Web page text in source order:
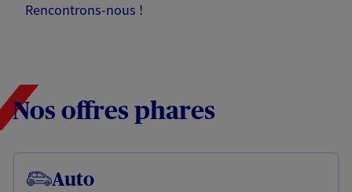
Rencontrons-nous !
Nos offres phares
Auto